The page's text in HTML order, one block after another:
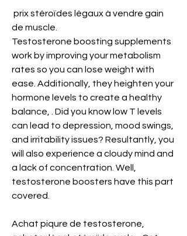
de muscle.
Testosterone boosting supplements
work by improving your metabolism
rates so you can lose weight with
ease. Additionally, they heighten your
hormone levels to create a healthy
balance, . Did you know low T levels
can lead to depression, mood swings,
and irritability issues? Resultantly, you
will also experience a cloudy mind and
a lack of concentration. Well,
testosterone boosters have this part
covered.
Achat piqure de testosterone,